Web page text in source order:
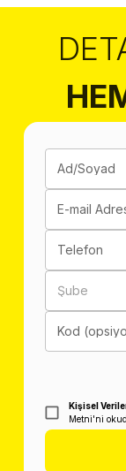
Ad/Soyad
E-mail
Telefon
Şube
Kod
Kişisel
Metni'ni